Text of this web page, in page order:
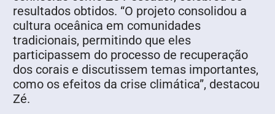
resultados obtidos. “O projeto consolidou a
cultura oceânica em comunidades
tradicionais, permitindo que eles
participassem do processo de recuperação
dos corais e discutissem temas importantes,
como os efeitos da crise climática”, destacou
Zé.